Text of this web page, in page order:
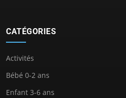
CATÉGORIES
Activités
Bébé 0-2 ans
Enfant 3-6 ans